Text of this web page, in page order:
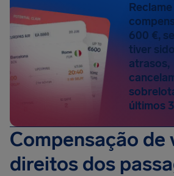
Reclame
600 €,
tiver
atrasos,
últimos
Compensação de
direitos dos